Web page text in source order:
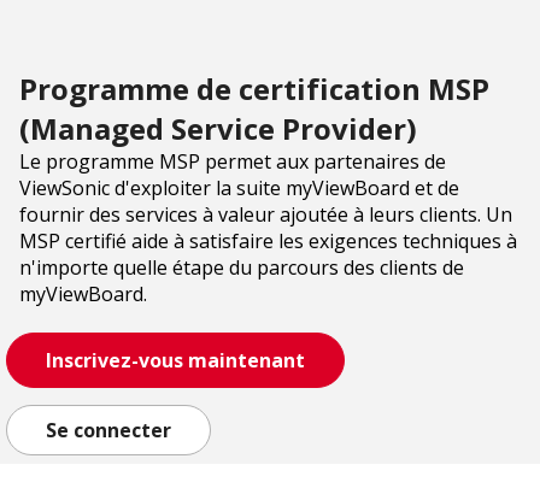
Programme de certification MSP
(Managed Service Provider)
Le programme MSP permet aux partenaires de
ViewSonic d'exploiter la suite myViewBoard et de
fournir des services à valeur ajoutée à leurs clients. Un
MSP certifié aide à satisfaire les exigences techniques à
n'importe quelle étape du parcours des clients de
myViewBoard.
Inscrivez-vous maintenant
Se connecter